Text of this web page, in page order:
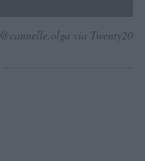
@cannelle.olga via Twenty20